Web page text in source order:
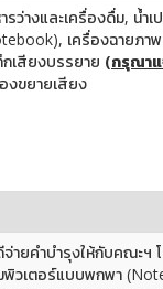
รว่างและเครื่องดื่ม, น้ำ
เครื่องฉายภา
เสียงบรรยาย (กรุณา
งขยายเสียง
ายคำบำรุงให้กับคณะฯ
วเตอร์แบบพกพา